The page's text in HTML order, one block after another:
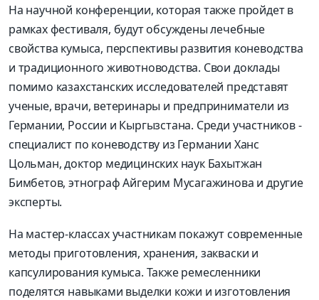
На научной конференции, которая также пройдет в
рамках фестиваля, будут обсуждены лечебные
свойства кумыса, перспективы развития коневодства
и традиционного животноводства. Свои доклады
помимо казахстанских исследователей представят
ученые, врачи, ветеринары и предприниматели из
Германии, России и Кыргызстана. Среди участников -
специалист по коневодству из Германии Ханс
Цольман, доктор медицинских наук Бахытжан
Бимбетов, этнограф Айгерим Мусагажинова и другие
эксперты.
На мастер-классах участникам покажут современные
методы приготовления, хранения, закваски и
капсулирования кумыса. Также ремесленники
поделятся навыками выделки кожи и изготовления